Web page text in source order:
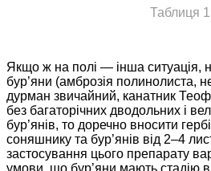
Таблиця 1
Якщо ж на полі — інша ситуація,
бур’яни (амброзія полинолиста,
дурман звичайний, канатник
без багаторічних дводольних і
бур’янів, то доречно вносити
соняшнику та бур’янів від 2–4
застосування цього препарату
умови, що бур’яни мають стадію